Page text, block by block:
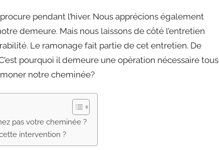
pendant l’hiver. Nous apprécions également
demeure. Mais nous laissons de côté l’entretien
Le ramonage fait partie de cet entretien. De
pourquoi il demeure une opération nécessaire tous
notre cheminée?
pas votre cheminée ?
intervention ?